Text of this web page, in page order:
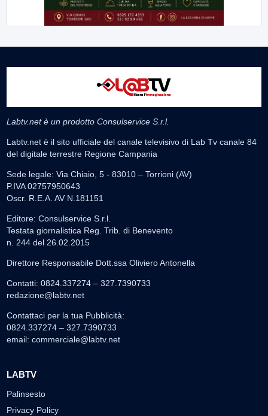
Labtv.net è un prodotto Consulservice S.r.l.
Labtv.net è il sito ufficiale del canale televisivo di Lab Tv canale 84
del digitale terrestre Regione Campania
Sede legale: Via Chiaio, 5 - 83010 – Torrioni (AV)
P.IVA 02757950643
Oscr. R.E.A. AV N.181151
Editore: Consulservice S.r.l.
Testata giornalistica Reg. Trib. di Benevento
n. 244 del 26.02.2015
Direttore Responsabile Dott.ssa Oliviero Antonella
Contatti: 0824.337274 – 327.7390733
redazione@labtv.net
Contattaci per la tua Pubblicità:
0824.337274 – 327.7390733
email: commerciale@labtv.net
LABTV
Palinsesto
Privacy Policy